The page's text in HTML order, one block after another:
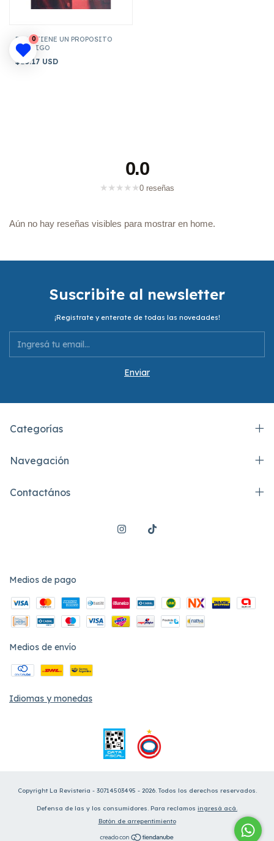
DIOS TIENE UN PROPOSITO
CONTIGO
$18.17 USD
0.0
★ ★ ★ ★ ★0 reseñas
Aún no hay reseñas visibles para mostrar en home.
Suscribite al newsletter
¡Registrate y enterate de todas las novedades!
Categorías
Navegación
Contactános
Medios de pago
Medios de envío
Idiomas y monedas
Copyright La Revisteria - 30714503495 - 2026. Todos los derechos reservados.
Defensa de las y los consumidores. Para reclamos ingresá acá.
Botón de arrepentimiento
0